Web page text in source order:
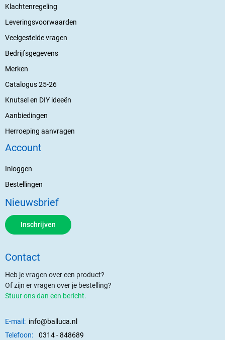
Klachtenregeling
Leveringsvoorwaarden
Veelgestelde vragen
Bedrijfsgegevens
Merken
Catalogus 25-26
Knutsel en DIY ideeën
Aanbiedingen
Herroeping aanvragen
Account
Inloggen
Bestellingen
Nieuwsbrief
Inschrijven
Contact
Heb je vragen over een product?
Of zijn er vragen over je bestelling?
Stuur ons dan een bericht.
E-mail: info@balluca.nl
Telefoon:
0314 - 848689